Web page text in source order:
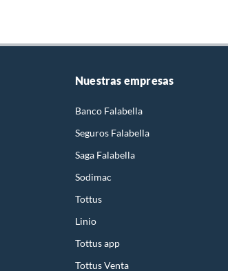
Nuestras empresas
Banco Falabella
Seguros Falabella
Saga Falabella
Sodimac
Tottus
Linio
Tottus app
Tottus Venta